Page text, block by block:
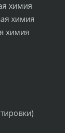
химия
химия
химия